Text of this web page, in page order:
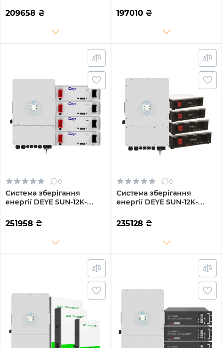
3DE15.36K-LFP 12000W
15.36kh 3BAT LiFePO4 6000
209658 ₴
3DY15.36K-LFP-W 12000W
15.36kh 3BAT LiFePO4 6000
197010 ₴
0
Система зберігання
енергії DEYE SUN-12K-
4DE20.48K-LFP 12000W
20.48kh 4BAT LiFePO4
251958 ₴
0
Система зберігання
енергії DEYE SUN-12K-
4DY20.48K-LFP-W 12000W
20.48kh 4BAT LiFePO4
235128 ₴